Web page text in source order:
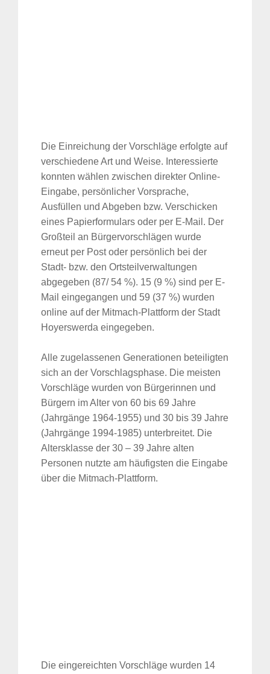
Die Einreichung der Vorschläge erfolgte auf
verschiedene Art und Weise. Interessierte
konnten wählen zwischen direkter Online-
Eingabe, persönlicher Vorsprache,
Ausfüllen und Abgeben bzw. Verschicken
eines Papierformulars oder per E-Mail. Der
Großteil an Bürgervorschlägen wurde
erneut per Post oder persönlich bei der
Stadt- bzw. den Ortsteilverwaltungen
abgegeben (87/ 54 %). 15 (9 %) sind per E-
Mail eingegangen und 59 (37 %) wurden
online auf der Mitmach-Plattform der Stadt
Hoyerswerda eingegeben.
Alle zugelassenen Generationen beteiligten
sich an der Vorschlagsphase. Die meisten
Vorschläge wurden von Bürgerinnen und
Bürgern im Alter von 60 bis 69 Jahre
(Jahrgänge 1964-1955) und 30 bis 39 Jahre
(Jahrgänge 1994-1985) unterbreitet. Die
Altersklasse der 30 – 39 Jahre alten
Personen nutzte am häufigsten die Eingabe
über die Mitmach-Plattform.
Die eingereichten Vorschläge wurden 14